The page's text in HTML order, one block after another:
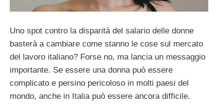
Uno spot contro la disparità del salario delle donne
basterà a cambiare come stanno le cose sul mercato
del lavoro italiano? Forse no, ma lancia un messaggio
importante. Se essere una donna può essere
complicato e persino pericoloso in molti paesi del
mondo, anche in Italia può essere ancora difficile.